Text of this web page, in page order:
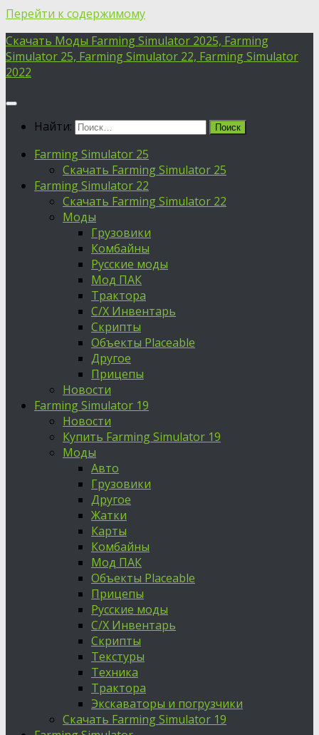
Перейти к содержимому
Скачать Моды Farming Simulator 2025, Farming
Simulator 25, Farming Simulator 22, Farming Simulator
2022
Найти:
Farming Simulator 25
Скачать Farming Simulator 25
Farming Simulator 22
Скачать Farming Simulator 22
Моды
Грузовики
Комбайны
Русские моды
Мод ПАК
Трактора
С/Х Инвентарь
Скрипты
Объекты Placeable
Другое
Прицепы
Новости
Farming Simulator 19
Новости
Купить Farming Simulator 19
Моды
Авто
Грузовики
Другое
Жатки
Карты
Комбайны
Мод ПАК
Объекты Placeable
Прицепы
Русские моды
С/Х Инвентарь
Скрипты
Текстуры
Техника
Трактора
Экскаваторы и погрузчики
Скачать Farming Simulator 19